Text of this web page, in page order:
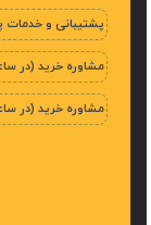
پشتیبانی و
مشاوره خرید (در
مشاوره خرید (در